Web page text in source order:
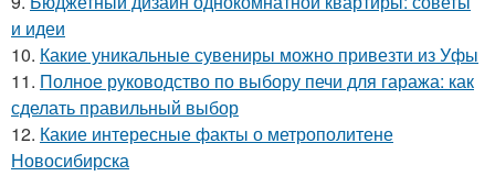
и идеи
10. Какие уникальные сувениры можно привезти из Уфы
11. Полное руководство по выбору печи для гаража: как
сделать правильный выбор
12. Какие интересные факты о метрополитене
Новосибирска